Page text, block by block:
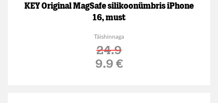
KEY Original MagSafe silikoonümbris iPhone
16, must
Täishinnaga
24.9
Soodushind
9.9 €